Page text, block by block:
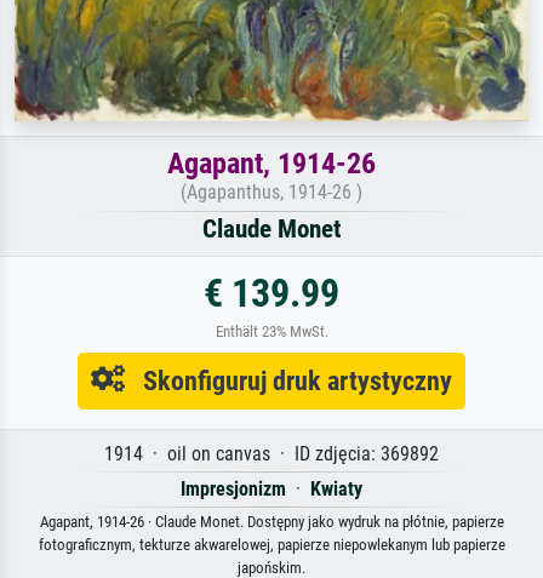
Agapant, 1914-26
(Agapanthus, 1914-26 )
Claude Monet
€ 139.99
Enthält 23% MwSt.
Skonfiguruj druk artystyczny
1914 · oil on canvas · ID zdjęcia: 369892
Impresjonizm · Kwiaty
Agapant, 1914-26 · Claude Monet. Dostępny jako wydruk na płótnie, papierze
fotograficznym, tekturze akwarelowej, papierze niepowlekanym lub papierze
japońskim.